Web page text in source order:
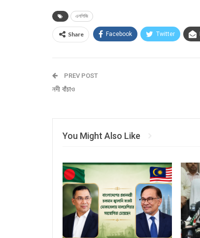
এলপিজি
Share Facebook Twitter
PREV POST
নদী বাঁচাও
You Might Also Like